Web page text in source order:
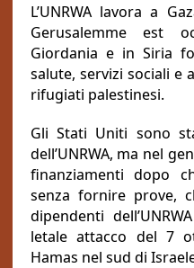
L’UNRWA lavora a
Gerusalemme est
Giordania e in Siria
salute, servizi sociali e
rifugiati palestinesi.
Gli Stati Uniti sono
dell’UNRWA, ma nel
finanziamenti dopo
senza fornire prove,
dipendenti
letale attacco del 7
Hamas nel sud di